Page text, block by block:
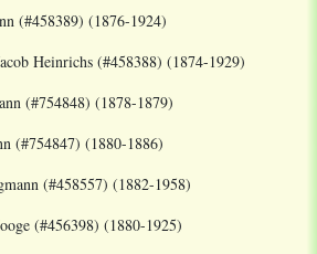
(#458389) (1876-1924)
(#458388) (1874-1929)
(#754848) (1878-1879)
(1880-1886)
(#458557) (1882-1958)
(#456398) (1880-1925)